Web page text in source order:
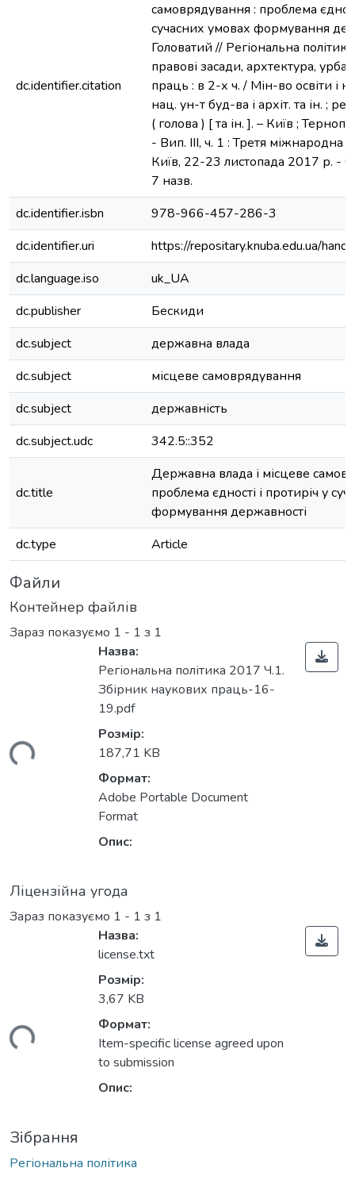
dc.identifier.citation
самоврядування : проблема
сучасних умовах формування
Головатий // Регіональна політика
правові засади, архтектура,
праць : в 2-х ч. / Мін-во освіти і
нац. ун-т буд-ва і архіт. та ін. ;
( голова ) [ та ін. ]. – Київ ;
- Вип. ІІI, ч. 1 : Третя міжнародна
Київ, 22-23 листопада 2017 р. -
7 назв.
dc.identifier.isbn
978-966-457-286-3
dc.identifier.uri
https://repositary.knuba.edu.ua/
dc.language.iso
uk_UA
dc.publisher
Бескиди
dc.subject
державна влада
dc.subject
місцеве самоврядування
dc.subject
державність
dc.subject.udc
342.5::352
dc.title
Державна влада і місцеве
проблема єдності і протиріч у
формування державності
dc.type
Article
Файли
Контейнер файлів
Зараз показуємо 1 - 1 з 1
Назва:
Регіональна політика 2017 Ч.1.
Збірник наукових праць-16-
19.pdf
Розмір:
187,71 KB
Формат:
Adobe Portable Document
Format
Опис:
Ліцензійна угода
Зараз показуємо 1 - 1 з 1
Назва:
license.txt
Розмір:
3,67 KB
Формат:
Item-specific license agreed upon
to submission
Опис:
Зібрання
Регіональна політика